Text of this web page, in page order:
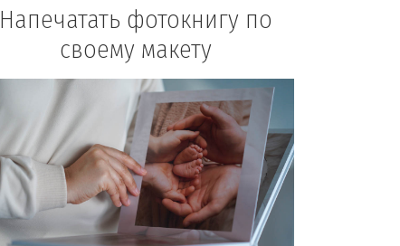
Напечатать фотокнигу по
своему макету